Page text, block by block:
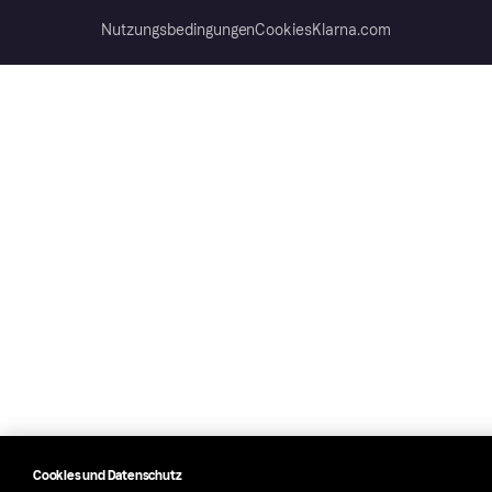
NutzungsbedingungenCookiesKlarna.com
Cookies und Datenschutz